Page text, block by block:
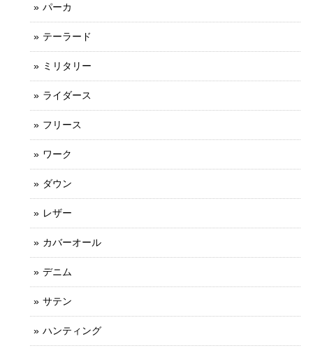
パーカ
テーラード
ミリタリー
ライダース
フリース
ワーク
ダウン
レザー
カバーオール
デニム
サテン
ハンティング